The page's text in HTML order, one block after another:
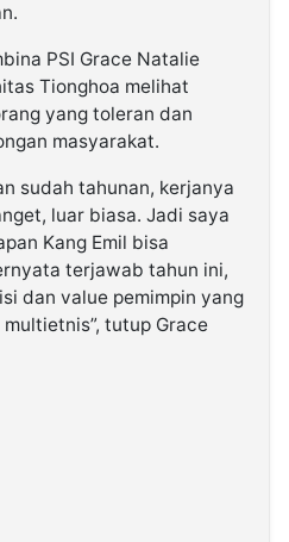
PSI Grace Natalie
Tionghoa melihat
yang toleran dan
masyarakat.
sudah tahunan, kerjanya
luar biasa. Jadi saya
Kang Emil bisa
terjawab tahun ini,
dan value pemimpin yang
tutup Grace